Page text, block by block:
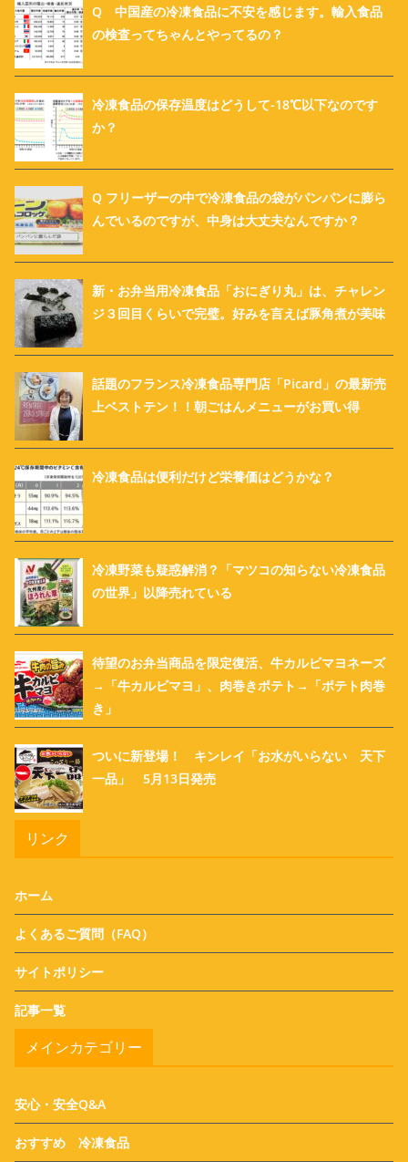
Q 中国産の冷凍食品に不安を感じます。輸入食品
の検査ってちゃんとやってるの？
冷凍食品の保存温度はどうして-18℃以下なのです
か？
Q フリーザーの中で冷凍食品の袋がパンパンに膨ら
んでいるのですが、中身は大丈夫なんですか？
新・お弁当用冷凍食品「おにぎり丸」は、チャレン
ジ３回目くらいで完璧。好みを言えば豚角煮が美味
話題のフランス冷凍食品専門店「Picard」の最新売
上ベストテン！！朝ごはんメニューがお買い得
冷凍食品は便利だけど栄養価はどうかな？
冷凍野菜も疑惑解消？「マツコの知らない冷凍食品
の世界」以降売れている
待望のお弁当商品を限定復活、牛カルビマヨネーズ
→「牛カルビマヨ」、肉巻きポテト→「ポテト肉巻
き」
ついに新登場！ キンレイ「お水がいらない 天下
一品」 5月13日発売
リンク
ホーム
よくあるご質問（FAQ）
サイトポリシー
記事一覧
メインカテゴリー
安心・安全Q&A
おすすめ 冷凍食品